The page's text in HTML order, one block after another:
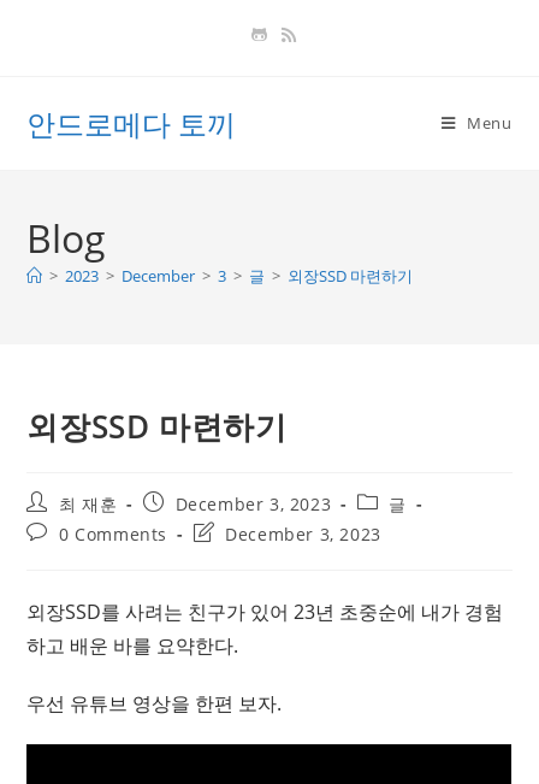
안드로메다 토끼 Menu
Blog
> 2023 > December > 3 > 글 > 외장SSD 마련하기
외장SSD 마련하기
Post
author:
최 재훈
Post
published:
December 3, 2023
Post
category:
글
Post0 Comments
PostDecember 3, 2023
외장SSD를 사려는 친구가 있어 23년 초중순에 내가 경험
하고 배운 바를 요약한다.
우선 유튜브 영상을 한편 보자.